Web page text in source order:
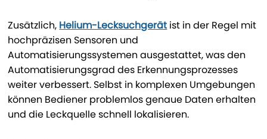
Zusätzlich, Helium-Lecksuchgerät ist in der Regel mit
hochpräzisen Sensoren und
Automatisierungssystemen ausgestattet, was den
Automatisierungsgrad des Erkennungsprozesses
weiter verbessert. Selbst in komplexen Umgebungen
können Bediener problemlos genaue Daten erhalten
und die Leckquelle schnell lokalisieren.